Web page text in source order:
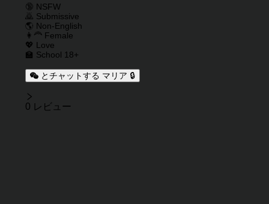
キャラクタータグ
🔞 NSFW
🙇 Submissive
🌎 Non-English
👩‍🦰 Female
💖 Love
🏫 School 18+
とチャットする マリア 🔒
レビュー
0 レビュー